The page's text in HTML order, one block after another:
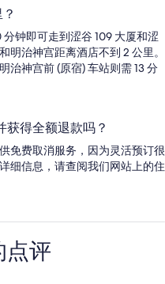
钟即可走到涩谷 109 大厦和涩
明治神宫距离酒店不到 2 公里。
治神宫前 (原宿) 车站则需 13 分
获得全额退款吗？
免费取消服务，因为灵活预订很
细信息，请查阅我们网站上的住
点评